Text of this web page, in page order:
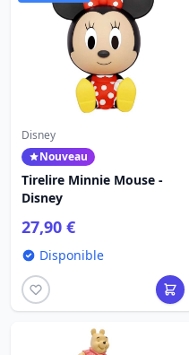
Disney
Nouveau
Tirelire Minnie Mouse -
Disney
27,90 €
Disponible